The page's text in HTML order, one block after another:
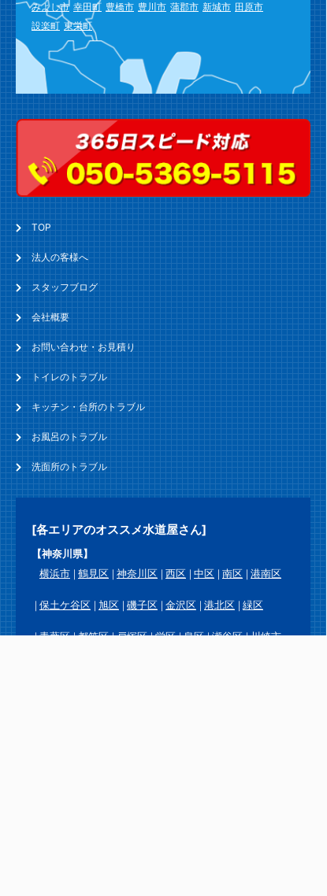
みよし市 幸田町 豊橋市 豊川市 蒲郡市 新城市 田原市
設楽町 東栄町
TOP
法人の客様へ
スタッフブログ
会社概要
お問い合わせ・お見積り
トイレのトラブル
キッチン・台所のトラブル
お風呂のトラブル
洗面所のトラブル
[各エリアのオススメ水道屋さん]
【神奈川県】
横浜市
鶴見区 神奈川区 西区 中区 南区 港南区
保土ケ谷区 旭区 磯子区 金沢区 港北区 緑区
青葉区 都筑区 戸塚区 栄区 泉区 瀬谷区 川崎市